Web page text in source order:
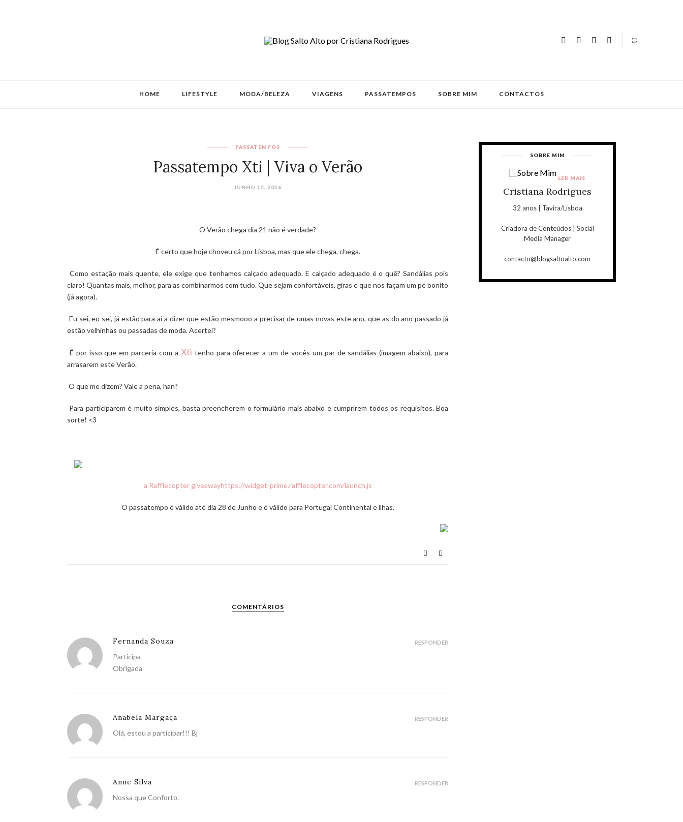
HOME LIFESTYLE MODA/BELEZA VIAGENS PASSATEMPOS SOBRE MIM CONTACTOS
PASSATEMPOS
Passatempo Xti | Viva o Verão
JUNHO 15, 2016
O Verão chega dia 21 não é verdade?
É certo que hoje choveu cá por Lisboa, mas que ele chega, chega.
Como estação mais quente, ele exige que tenhamos calçado adequado. E calçado adequado é o quê? Sandálias pois
claro! Quantas mais, melhor, para as combinarmos com tudo. Que sejam confortáveis, giras e que nos façam um pé bonito
(já agora).
Eu sei, eu sei, já estão para aí a dizer que estão mesmooo a precisar de umas novas este ano, que as do ano passado já
estão velhinhas ou passadas de moda. Acertei?
É por isso que em parceria com a Xti tenho para oferecer a um de vocês um par de sandálias (imagem abaixo), para
arrasarem este Verão.
O que me dizem? Vale a pena, han?
Para participarem é muito simples, basta preencherem o formulário mais abaixo e cumprirem todos os requisitos. Boa
sorte! <3
a Rafflecopter giveawayhttps://widget-prime.rafflecopter.com/launch.js
O passatempo é válido até dia 28 de Junho e é válido para Portugal Continental e ilhas.
COMENTÁRIOS
Fernanda Souza
Participa
Obrigada
RESPONDER
Anabela Margaça
Olá, estou a participar!!! Bj
RESPONDER
Anne Silva
Nossa que Conforto.
RESPONDER
SOBRE MIM
Cristiana Rodrigues
32 anos | Tavira/Lisboa
Criadora de Conteúdos | Social
Media Manager
contacto@blogsaltoalto.com
LER MAIS